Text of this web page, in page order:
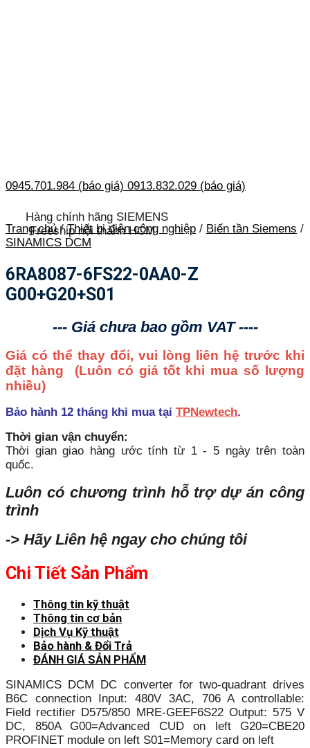
0945.701.984 (báo giá) 0913.832.029 (báo giá)
Hàng chính hãng SIEMENS
Freeship nội thành HCM
Trang chủ / Thiết bị điện công nghiệp / Biến tần Siemens /
SINAMICS DCM
6RA8087-6FS22-0AA0-Z
G00+G20+S01
--- Giá chưa bao gồm VAT ----
Giá có thể thay đổi, vui lòng liên hệ trước khi
đặt hàng (Luôn có giá tốt khi mua số lượng
nhiều)
Bảo hành 12 tháng khi mua tại TPNewtech.
Thời gian vận chuyển:
Thời gian giao hàng ước tính từ 1 - 5 ngày trên toàn
quốc.
Luôn có chương trình hỗ trợ dự án công
trình
-> Hãy Liên hệ ngay cho chúng tôi
Chi Tiết Sản Phẩm
Thông tin kỹ thuật
Thông tin cơ bản
Dịch Vụ Kỹ thuật
Bảo hành & Đổi Trả
ĐÁNH GIÁ SẢN PHẨM
SINAMICS DCM DC converter for two-quadrant drives
B6C connection Input: 480V 3AC, 706 A controllable:
Field rectifier D575/850 MRE-GEEF6S22 Output: 575 V
DC, 850A G00=Advanced CUD on left G20=CBE20
PROFINET module on left S01=Memory card on left